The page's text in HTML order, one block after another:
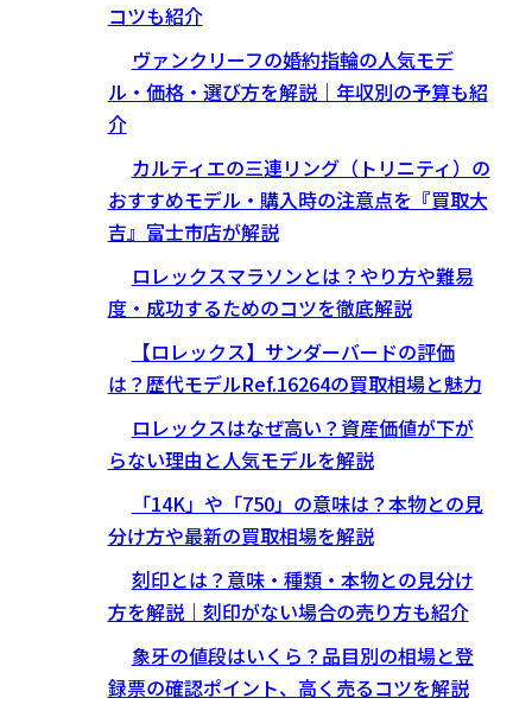
コツも紹介
ヴァンクリーフの婚約指輪の人気モデ
ル・価格・選び方を解説｜年収別の予算も紹
介
カルティエの三連リング（トリニティ）の
おすすめモデル・購入時の注意点を『買取大
吉』富士市店が解説
ロレックスマラソンとは？やり方や難易
度・成功するためのコツを徹底解説
【ロレックス】サンダーバードの評価
は？歴代モデルRef.16264の買取相場と魅力
ロレックスはなぜ高い？資産価値が下が
らない理由と人気モデルを解説
「14K」や「750」の意味は？本物との見
分け方や最新の買取相場を解説
刻印とは？意味・種類・本物との見分け
方を解説｜刻印がない場合の売り方も紹介
象牙の値段はいくら？品目別の相場と登
録票の確認ポイント、高く売るコツを解説